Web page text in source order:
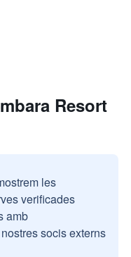
Resort
les
verificades
amb
socis externs